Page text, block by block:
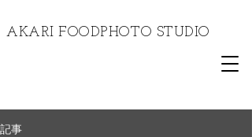
​AKARI FOODPHOTO STUDIO
記事